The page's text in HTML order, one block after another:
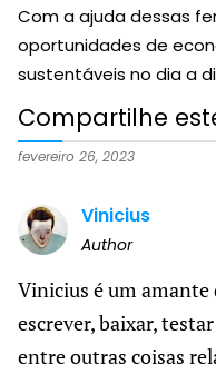
fevereiro 26, 2023
Com a ajuda dessas
oportunidades de
sustentáveis no dia a
Compartilhe
Vinicius
Author
Vinicius é um amante
escrever, baixar,
entre outras coisas